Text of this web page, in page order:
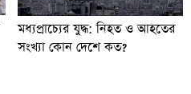
মধ্যপ্রাচ্যের যুদ্ধ: নিহত ও আহতের
সংখ্যা কোন দেশে কত?